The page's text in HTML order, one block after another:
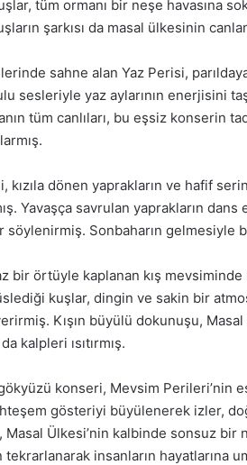
tüm ormanı bir neşe havasına
şarkısı da masal ülkesinin
sahne alan Yaz Perisi,
sesleriyle yaz aylarının enerjisini
tüm canlıları, bu eşsiz konserin
kızıla dönen yaprakların ve hafif
Yavaşça savrulan yaprakların
söylenirmiş. Sonbaharın gelmesiyle
bir örtüyle kaplanan kış
kuşlar, dingin ve sakin bir
Kışın büyülü dokunuşu, Masal
kalpleri ısıtırmış.
konseri, Mevsim Perileri’nin
gösteriyi büyülenerek izler,
Masal Ülkesi’nin kalbinde sonsuz
tekrarlanarak insanların hayatlarına